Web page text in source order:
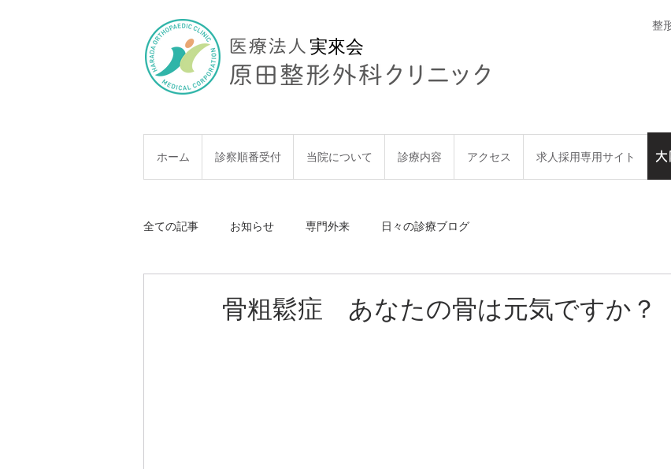
実來会
整
ホーム 診察順番受付 当院について 診療内容 アクセス 求人採用専用サイト
全ての記事 お知らせ 専門外来 日々の診療ブログ
骨粗鬆症 あなたの骨は元気ですか？